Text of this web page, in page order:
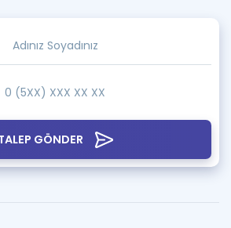
GÖNDER